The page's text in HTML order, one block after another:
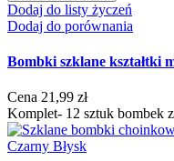
Dodaj do listy życzeń
Dodaj do porównania
Bombki szklane kształtki
Cena 21,99 zł
Komplet- 12 sztuk bombek